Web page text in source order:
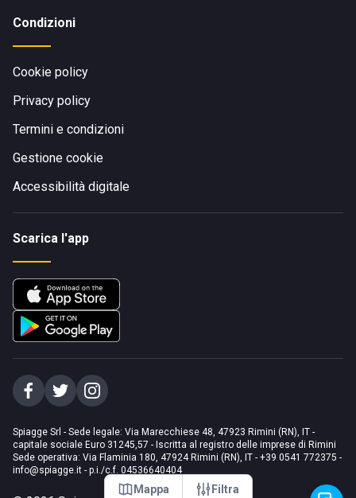
Mappa Filtra
Condizioni
Cookie policy
Privacy policy
Termini e condizioni
Gestione cookie
Accessibilità digitale
Scarica l'app
Spiagge Srl - Sede legale: Via Marecchiese 48, 47923 Rimini (RN), IT -
capitale sociale Euro 31245,57 - Iscritta al registro delle imprese di Rimini
Sede operativa: Via Flaminia 180, 47924 Rimini (RN), IT - +39 0541 772375 -
info@spiagge.it - p.i./c.f. 04536640404